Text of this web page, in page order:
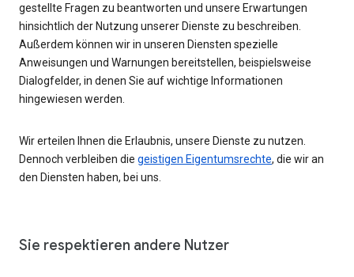
gestellte Fragen zu beantworten und unsere Erwartungen
hinsichtlich der Nutzung unserer Dienste zu beschreiben.
Außerdem können wir in unseren Diensten spezielle
Anweisungen und Warnungen bereitstellen, beispielsweise
Dialogfelder, in denen Sie auf wichtige Informationen
hingewiesen werden.
Wir erteilen Ihnen die Erlaubnis, unsere Dienste zu nutzen.
Dennoch verbleiben die geistigen Eigentumsrechte, die wir an
den Diensten haben, bei uns.
Sie respektieren andere Nutzer